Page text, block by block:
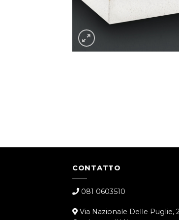
CONTATTO
081 0603510
Via Nazionale Delle Puglie,